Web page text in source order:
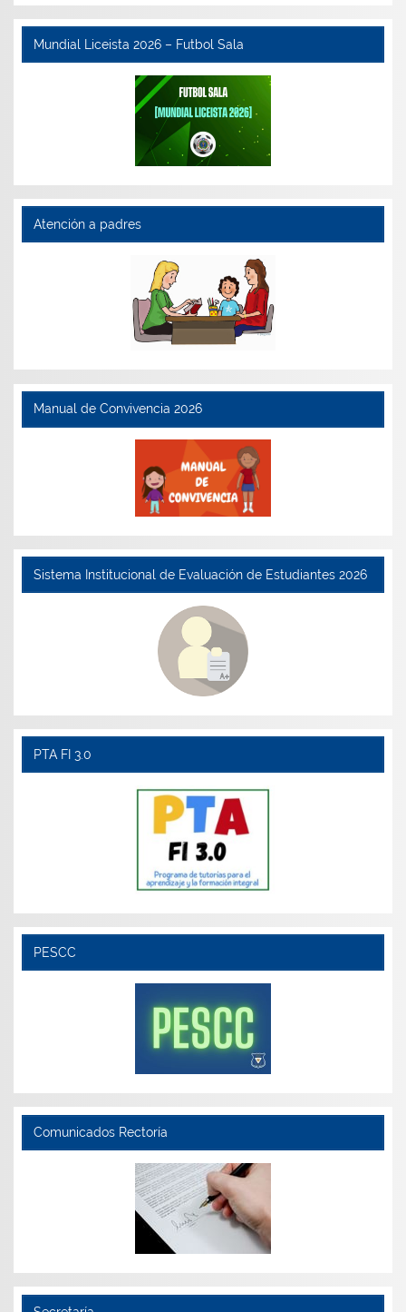
Mundial Liceista 2026 – Futbol Sala
Atención a padres
Manual de Convivencia 2026
Sistema Institucional de Evaluación de Estudiantes 2026
PTA FI 3.0
PESCC
Comunicados Rectoría